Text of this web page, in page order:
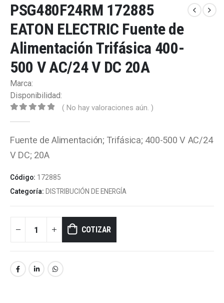
PSG480F24RM 172885
EATON ELECTRIC Fuente de
Alimentación Trifásica 400-
500 V AC/24 V DC 20A
Marca:
Disponibilidad:
( No hay valoraciones aún. )
Fuente de Alimentación; Trifásica; 400-500 V AC/24
V DC; 20A
Código: 172885
Categoría: DISTRIBUCIÓN DE ENERGÍA
COTIZAR